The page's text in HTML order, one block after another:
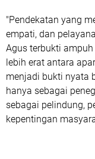
"Pendekatan yang
empati, dan
Agus terbukti
lebih erat antara
menjadi bukti nyata
hanya sebagai
sebagai pelindung,
kepentingan